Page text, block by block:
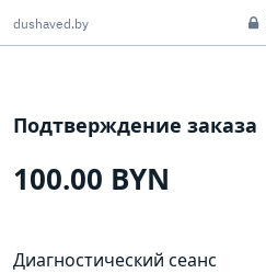
dushaved.by
Подтверждение заказа
100.00 BYN
Диагностический сеанс